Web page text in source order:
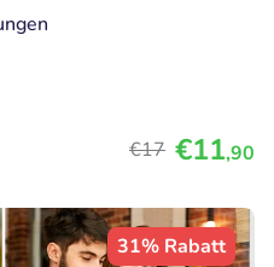
€17 €11,90
31% Rabatt